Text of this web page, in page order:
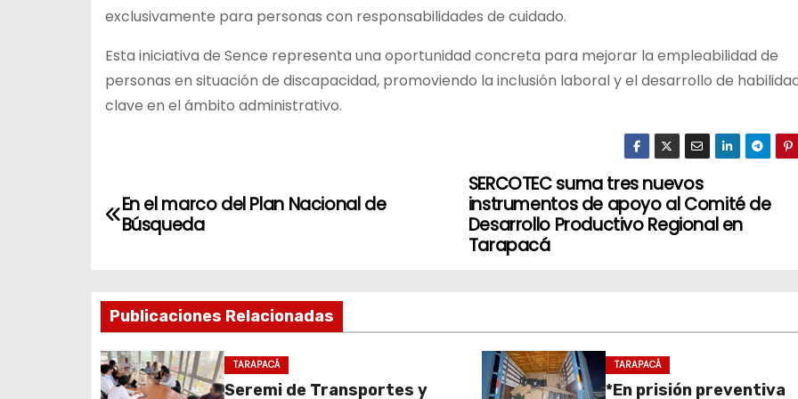
exclusivamente para personas con responsabilidades de cuidado.
Esta iniciativa de Sence representa una oportunidad concreta para mejorar la empleabilidad de
personas en situación de discapacidad, promoviendo la inclusión laboral y el desarrollo de
clave en el ámbito administrativo.
N
a
e
g
a
SERCOTEC suma tres nuevos
instrumentos de apoyo al Comité de
Desarrollo Productivo Regional en
Tarapacá
En el marco del Plan Nacional de
Búsqueda
Publicaciones Relacionadas
TARAPACÁ
Seremi de Transportes y
TARAPACÁ
*En prisión preventiva